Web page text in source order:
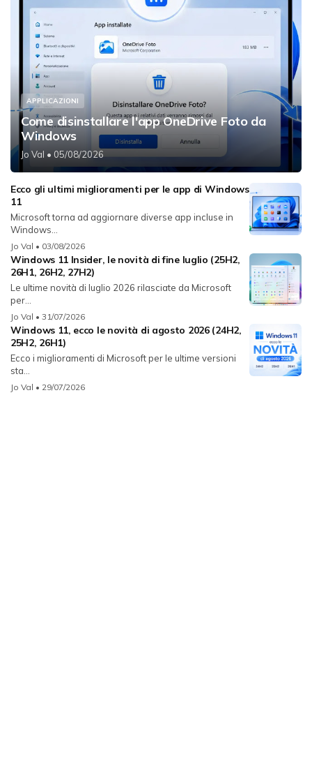
APPLICAZIONI
Come disinstallare l'app OneDrive Foto da
Windows
Jo Val • 05/08/2026
Ecco gli ultimi miglioramenti per le app di Windows
11
Microsoft torna ad aggiornare diverse app incluse in
Windows...
Jo Val • 03/08/2026
Windows 11 Insider, le novità di fine luglio (25H2,
26H1, 26H2, 27H2)
Le ultime novità di luglio 2026 rilasciate da Microsoft
per...
Jo Val • 31/07/2026
Windows 11, ecco le novità di agosto 2026 (24H2,
25H2, 26H1)
Ecco i miglioramenti di Microsoft per le ultime versioni
sta...
Jo Val • 29/07/2026